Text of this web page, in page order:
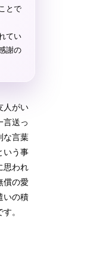
とで
てい
謝の
人がい
言送っ
な言葉
いう事
思われ
償の愛
いの積
。